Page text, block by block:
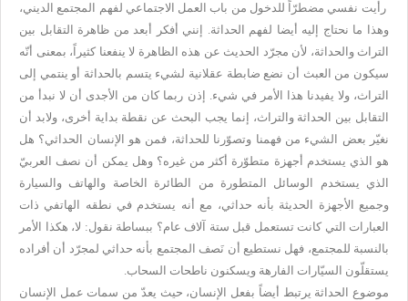
رأيت نفسي مضطرّاً للدخول من باب العمل الاجتماعي لفهم المجتمع الديني،
وهذا ما نحتاج إليه أيضا لفهم الحداثة. إنني أفكر أبعد من ظاهرة التقابل بين
التراث والحداثة، لأن مجرّد الحديث عن هذه الظاهرة لا ينفعنا كثيراً، بمعنى أنّه
سيكون من العبث أن نضع ضابطة عقلانية لشيء يتسم بالحداثة أو ينتمي إلى
التراث، ولا يفيدنا هذا الأمر في شيء. إذن ربما كان من الأجدى أن لا نبدأ من
التقابل بين الحداثة والتراث، إنما يجب البحث عن نقطة بداية أخرى، ولابد أن
نغيّر بعض الشيء من فهمنا وتصوّرنا للحداثة، فمن هو الإنسان الحداثي؟ هل
هو الذي يستخدم أجهزة متطوّرة أكثر من غيره؟ وهل يمكن أن نصف العربيّ
الذي يستخدم الوسائل المتطورة من الطائرة الخاصة والهاتف والسيارة
وجميع الأجهزة الحديثة بأنه حداثي، مع أنه يستخدم في نطقه الهاتفي ذات
العبارات التي كانت تستعمل قبل ستة آلاف عام؟ ببساطة نقول: لا، هكذا الأمر
بالنسبة للمجتمع، فهل نستطيع أن نَصف المجتمع بأنه حداثي لمجرّد أن أفراده
يستقلّون السيّارات الفارهة ويسكنون ناطحات السحاب.
موضوع الحداثة يرتبط أيضاً بفعل الإنسان، حيث يعدّ من سمات عمل الإنسان